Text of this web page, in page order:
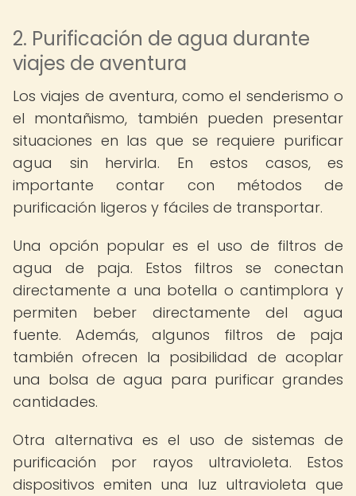
2. Purificación de agua durante
viajes de aventura
Los viajes de aventura, como el senderismo o
el montañismo, también pueden presentar
situaciones en las que se requiere purificar
agua sin hervirla. En estos casos, es
importante contar con métodos de
purificación ligeros y fáciles de transportar.
Una opción popular es el uso de filtros de
agua de paja. Estos filtros se conectan
directamente a una botella o cantimplora y
permiten beber directamente del agua
fuente. Además, algunos filtros de paja
también ofrecen la posibilidad de acoplar
una bolsa de agua para purificar grandes
cantidades.
Otra alternativa es el uso de sistemas de
purificación por rayos ultravioleta. Estos
dispositivos emiten una luz ultravioleta que